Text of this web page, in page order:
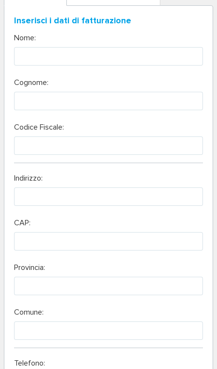
Inserisci i dati di fatturazione
Nome:
Cognome:
Codice Fiscale:
Indirizzo:
CAP:
Provincia:
Comune:
Telefono: